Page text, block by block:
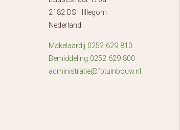
2182 DS Hillegom
Nederland
Makelaardij 0252 629 810
Bemiddeling 0252 629 800
administratie@fbtuinbouw.nl